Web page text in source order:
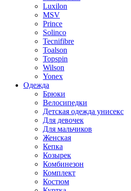
Luxilon
MSV
Prince
Solinco
Tecnifibre
Toalson
Topspin
Wilson
Yonex
Одежда
Брюки
Велосипедки
Детская одежда унисекс
Для девочек
Для мальчиков
Женская
Кепка
Козырек
Комбинезон
Комплект
Костюм